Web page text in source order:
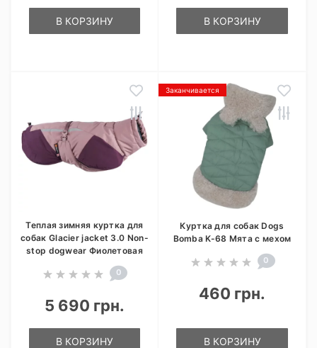
В КОРЗИНУ В КОРЗИНУ
Теплая зимняя куртка для
собак Glacier jacket 3.0 Non-
stop dogwear Фиолетовая
0
5 690 грн.
В КОРЗИНУ
Заканчивается
Куртка для собак Dogs
Bomba K-68 Мята с мехом
0
460 грн.
В КОРЗИНУ